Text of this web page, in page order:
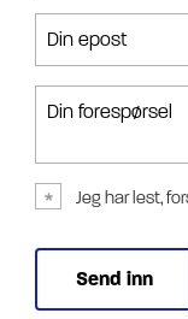
Din epost
Din forespørsel
Jeg har lest,